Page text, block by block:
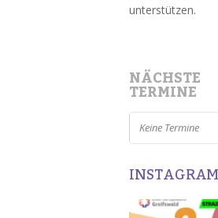
unterstützen.
NÄCHSTE
TERMINE
Keine Termine
INSTAGRAM